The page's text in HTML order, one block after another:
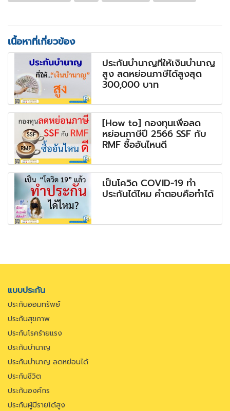
เนื้อหาที่เกี่ยวข้อง
ประกันบำนาญที่ให้เงินบำนาญ
สูง ลดหย่อนภาษีได้สูงสุด
300,000 บาท
[How to] กองทุนเพื่อลด
หย่อนภาษีปี 2566 SSF กับ
RMF ซื้ออันไหนดี
เป็นโควิด COVID-19 ทำ
ประกันได้ไหม คำตอบคือทำได้
แบบประกัน
ประกันออมทรัพย์
ประกันสุขภาพ
ประกันโรคร้ายแรง
ประกันบำนาญ
ประกันบำนาญ ลดหย่อนได้
ประกันชีวิต
ประกันองค์กร
ประกันผู้มีรายได้สูง